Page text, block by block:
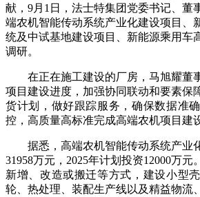
献，9月1日，法士特集团党委书记、董
端农机智能传动系统产业化建设项目、
统及中试基地建设项目、新能源乘用车
调研。
在正在施工建设的厂房，马旭耀董
项目建设进度，加强协同联动和要素保
货计划，做好跟踪服务，确保数据准
控，高质量高标准完成高端农机项目建
据悉，高端农机智能传动系统产业
31958万元，2025年计划投资12000万元
新增、改造或搬迁等方式，建设小型
轮、热处理、装配生产线以及精益物流